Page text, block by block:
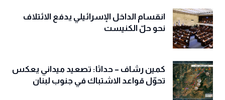
انقسام الداخل الإسرائيلي يدفع الائتلاف
نحو حلّ الكنيست
كمين رشاف – حداثا: تصعيد ميداني يعكس
تحوّل قواعد الاشتباك في جنوب لبنان